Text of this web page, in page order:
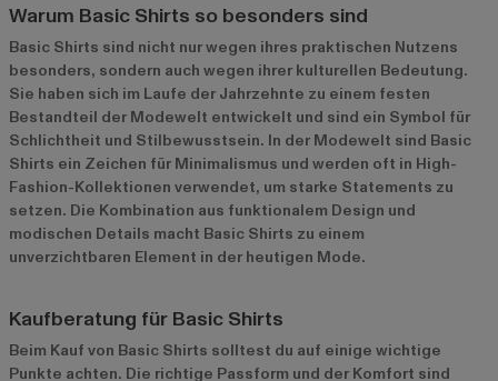
Warum Basic Shirts so besonders sind
Basic Shirts sind nicht nur wegen ihres praktischen Nutzens
besonders, sondern auch wegen ihrer kulturellen Bedeutung.
Sie haben sich im Laufe der Jahrzehnte zu einem festen
Bestandteil der Modewelt entwickelt und sind ein Symbol für
Schlichtheit und Stilbewusstsein. In der Modewelt sind Basic
Shirts ein Zeichen für Minimalismus und werden oft in High-
Fashion-Kollektionen verwendet, um starke Statements zu
setzen. Die Kombination aus funktionalem Design und
modischen Details macht Basic Shirts zu einem
unverzichtbaren Element in der heutigen Mode.
Kaufberatung für Basic Shirts
Beim Kauf von Basic Shirts solltest du auf einige wichtige
Punkte achten. Die richtige Passform und der Komfort sind